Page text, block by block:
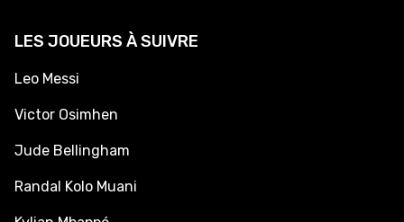
LES JOUEURS À SUIVRE
Leo Messi
Victor Osimhen
Jude Bellingham
Randal Kolo Muani